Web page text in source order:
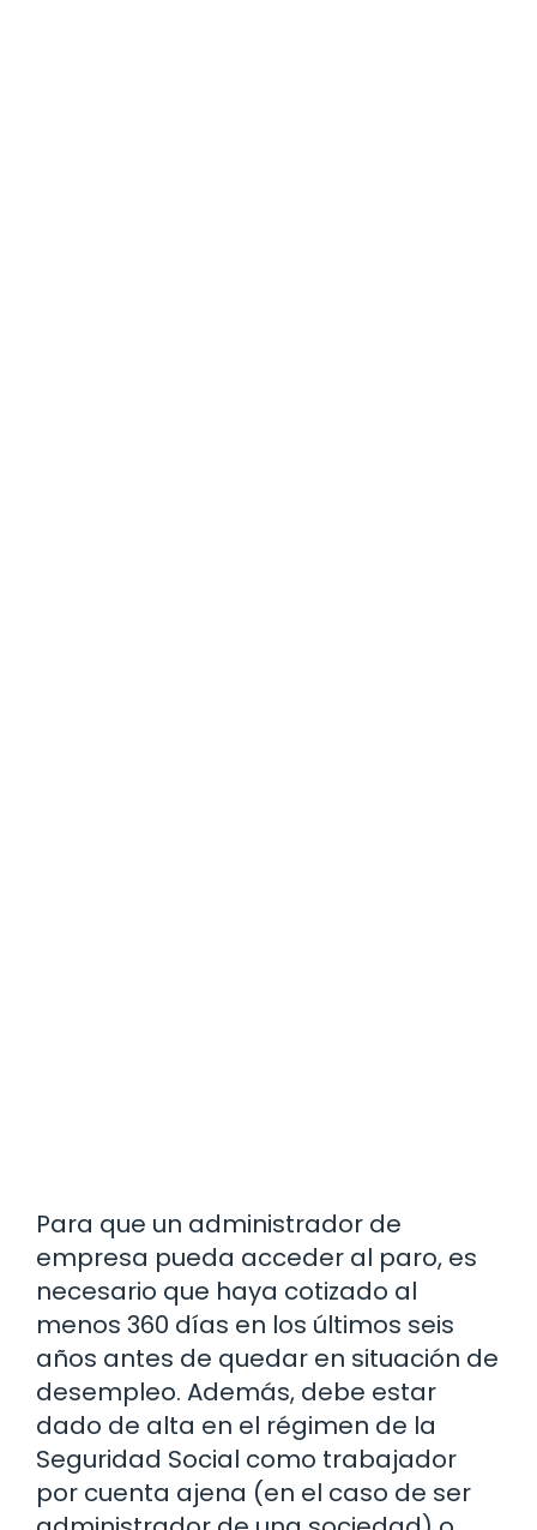
Para que un administrador de
empresa pueda acceder al paro, es
necesario que haya cotizado al
menos 360 días en los últimos seis
años antes de quedar en situación de
desempleo. Además, debe estar
dado de alta en el régimen de la
Seguridad Social como trabajador
por cuenta ajena (en el caso de ser